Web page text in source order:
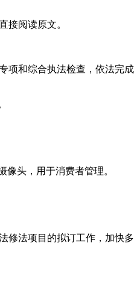
接阅读原文。
项和综合执法检查，依法完
头，用于消费者管理。
修法项目的拟订工作，加快